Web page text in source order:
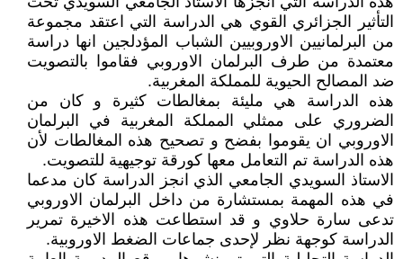
التأثير الجزائري القوي هي الدراسة التي اعتقد مجموعة
من البرلمانيين الاوروبيين الشباب المؤدلجين انها دراسة
معتمدة من طرف البرلمان الاوروبي فقاموا بالتصويت
ضد المصالح الحيوية للمملكة المغربية.
هذه الدراسة هي مليئة بمغالطات كثيرة و كان من
الضروري على ممثلي المملكة المغربية في البرلمان
الاوروبي ان يقوموا بفضح و تصحيح هذه المغالطات لأن
هذه الدراسة تم التعامل معها كورقة توجيهية للتصويت.
الاستاذ السويدي الجامعي الذي انجز الدراسة كان مدعما
في هذه المهمة بمستشارة من داخل البرلمان الاوروبي
تدعى سارة حلاوي و قد استطاعت هذه الاخيرة تمرير
الدراسة كوجهة نظر لإحدى جماعات الضغط الاوروبية.